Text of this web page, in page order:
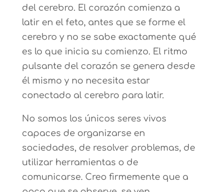
del cerebro. El corazón comienza a
latir en el feto, antes que se forme el
cerebro y no se sabe exactamente qué
es lo que inicia su comienzo. El ritmo
pulsante del corazón se genera desde
él mismo y no necesita estar
conectado al cerebro para latir.
No somos los únicos seres vivos
capaces de organizarse en
sociedades, de resolver problemas, de
utilizar herramientas o de
comunicarse. Creo firmemente que a